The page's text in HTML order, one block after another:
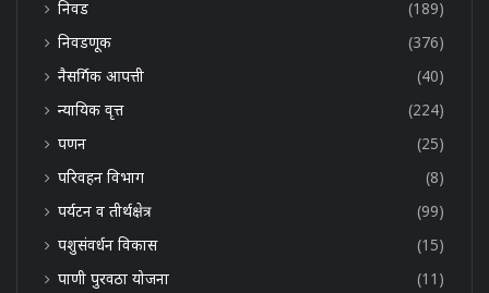
निवड
(189)
निवडणूक
(376)
नैसर्गिक आपत्ती
(40)
न्यायिक वृत्त
(224)
पणन
(25)
परिवहन विभाग
(8)
पर्यटन व तीर्थक्षेत्र
(99)
पशुसंवर्धन विकास
(15)
पाणी पुरवठा योजना
(11)